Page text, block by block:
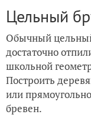
Цельный
Обычный
достаточно
школьной
Построить
или
бревен.